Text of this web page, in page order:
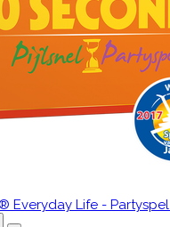
Everyday Life - Partyspel